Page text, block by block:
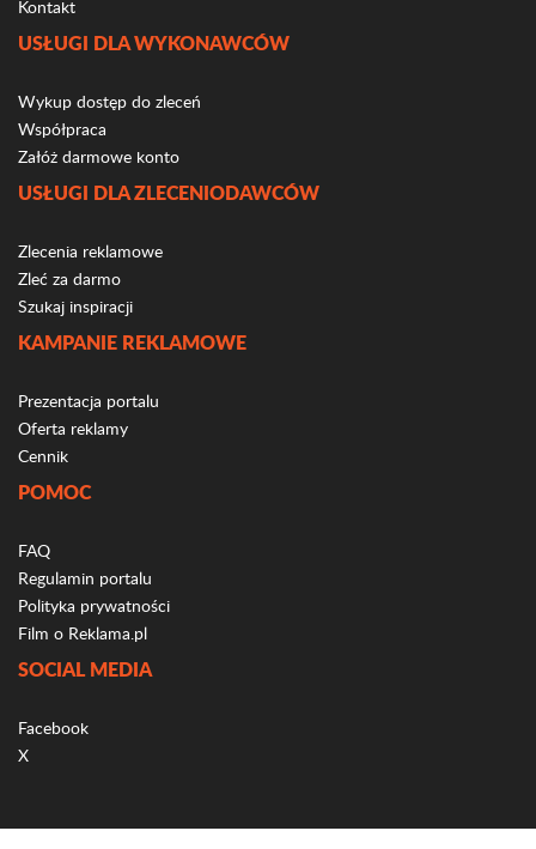
Kontakt
USŁUGI DLA WYKONAWCÓW
Wykup dostęp do zleceń
Współpraca
Załóż darmowe konto
USŁUGI DLA ZLECENIODAWCÓW
Zlecenia reklamowe
Zleć za darmo
Szukaj inspiracji
KAMPANIE REKLAMOWE
Prezentacja portalu
Oferta reklamy
Cennik
POMOC
FAQ
Regulamin portalu
Polityka prywatności
Film o Reklama.pl
SOCIAL MEDIA
Facebook
X